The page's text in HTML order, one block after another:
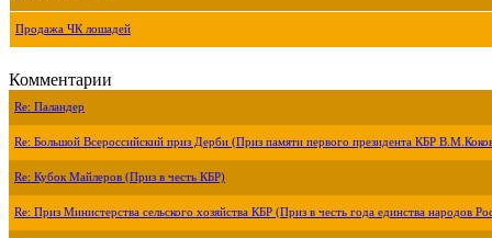
Продажа ЧК лошадей
Комментарии
Re: Паландер
Re: Большой Всероссийский приз Дерби (Приз памяти первого президента КБР
Re: Кубок Майлеров (Приз в честь КБР)
Re: Приз Министерства сельского хозяйства КБР (Приз в честь года единства народов